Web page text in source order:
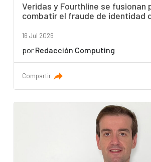
Veridas y Fourthline se fusionan
combatir el fraude de identidad
16 Jul 2026
por Redacción Computing
Compartir